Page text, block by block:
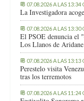
07.08.2026 A LAS 13:34
La Investigadora
07.08.2026 A LAS 13:30
El PSOE denuncia el
Los Llanos de Aridane
07.08.2026 A LAS 13:13
Perestelo visita
tras los terremotos
07.08.2026 A LAS 11:24